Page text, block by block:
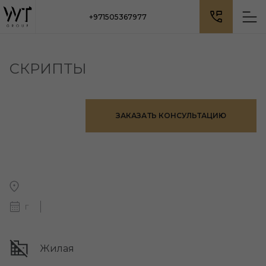
+971505367977
СКРИПТЫ
ЗАКАЗАТЬ КОНСУЛЬТАЦИЮ
Г
Жилая